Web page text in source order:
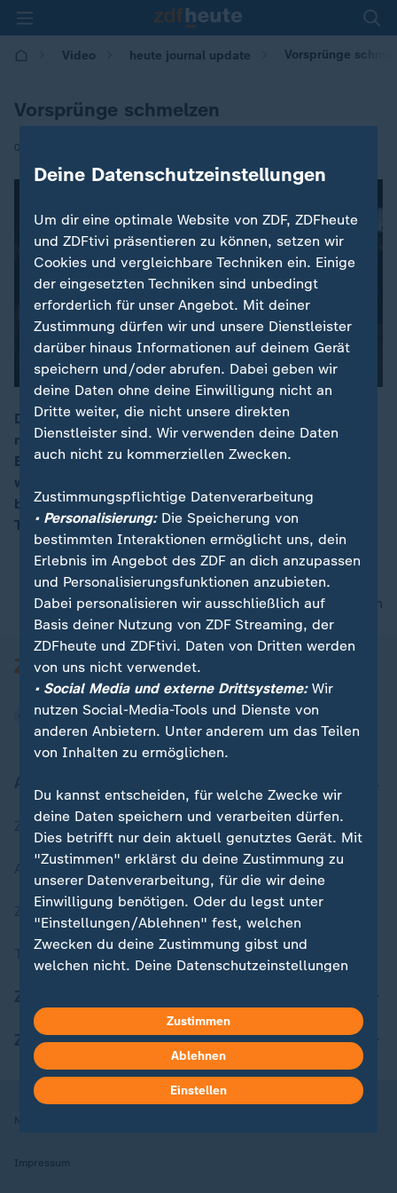
Video heute journal update Vorsprünge
Vorsprünge schmelzen
06.11.2020 | 00:55
00:16
Drei Tage nach der US-Wahl versucht Donald Trump,
mit verschiedenen juristischen Mitteln gegen die
Ergebnisse vorzugehen und Zweifel an der Wahl zu
wecken. Die angespannte Lage in den USA –
beobachtet von unserem Korrespondenten Elmar
Theveßen.
nach oben
Zuletzt veröffentlicht
Aktuelle Sendungs-Videos
ZDFheute Stories
Themen im Überblick
ZDFheute Apps
Nutzungsbedingungen
Impressum
Deine Datenschutzeinstellungen
Um dir eine optimale Website von ZDF, ZDFheute
und ZDFtivi präsentieren zu können, setzen wir
Cookies und vergleichbare Techniken ein. Einige
der eingesetzten Techniken sind unbedingt
erforderlich für unser Angebot. Mit deiner
Zustimmung dürfen wir und unsere Dienstleister
darüber hinaus Informationen auf deinem Gerät
speichern und/oder abrufen. Dabei geben wir
deine Daten ohne deine Einwilligung nicht an
Dritte weiter, die nicht unsere direkten
Dienstleister sind. Wir verwenden deine Daten
auch nicht zu kommerziellen Zwecken.
Zustimmungspflichtige Datenverarbeitung
• Personalisierung:Die Speicherung von
bestimmten Interaktionen ermöglicht uns, dein
Erlebnis im Angebot des ZDF an dich anzupassen
und Personalisierungsfunktionen anzubieten.
Dabei personalisieren wir ausschließlich auf
Basis deiner Nutzung von ZDF Streaming, der
ZDFheute und ZDFtivi. Daten von Dritten werden
von uns nicht verwendet.
• Social Media und externe Drittsysteme:Wir
nutzen Social-Media-Tools und Dienste von
anderen Anbietern. Unter anderem um das Teilen
von Inhalten zu ermöglichen.
Du kannst entscheiden, für welche Zwecke wir
deine Daten speichern und verarbeiten dürfen.
Dies betrifft nur dein aktuell genutztes Gerät. Mit
"Zustimmen" erklärst du deine Zustimmung zu
unserer Datenverarbeitung, für die wir deine
Einwilligung benötigen. Oder du legst unter
"Einstellungen/Ablehnen" fest, welchen
Zwecken du deine Zustimmung gibst und
welchen nicht. Deine Datenschutzeinstellungen
in deinen Einstellungen widerrufen oder ändern.
Hier findest du das Impressum.
Weitere Informationen findest du in unserer
Datenschutzerklärung.
Zustimmen
Ablehnen
Einstellen